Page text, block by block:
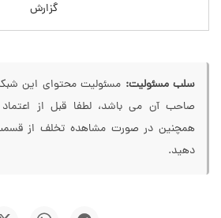
گزارش
سلب مسئولیت: مسئولیت محتوای این
صاحب آن می باشد، لطفا قبل از
همچنین در صورت مشاهده تخلف از
دهید.